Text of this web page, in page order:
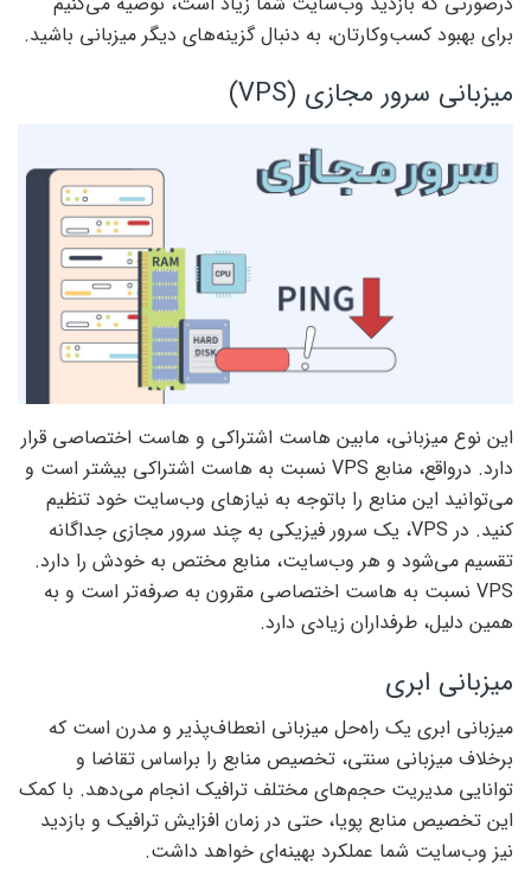
برای بهبود کسب‌وکارتان، به دنبال گزینه‌های دیگر میزبانی باشید.
میزبانی سرور مجازی (VPS)
این نوع میزبانی، مابین هاست اشتراکی و هاست اختصاصی قرار
دارد. درواقع، منابع VPS نسبت به هاست اشتراکی بیشتر است و
می‌توانید این منابع را باتوجه به نیازهای وب‌سایت خود تنظیم
کنید. در VPS، یک سرور فیزیکی به چند سرور مجازی جداگانه
تقسیم می‌شود و هر وب‌سایت، منابع مختص به خودش را دارد.
VPS نسبت به هاست اختصاصی مقرون به صرفه‌تر است و به
همین دلیل، طرفداران زیادی دارد.
میزبانی ابری
میزبانی ابری یک راه‌حل میزبانی انعطاف‌پذیر و مدرن است که
برخلاف میزبانی سنتی، تخصیص منابع را براساس تقاضا و
توانایی مدیریت حجم‌های مختلف ترافیک انجام می‌دهد. با کمک
این تخصیص منابع پویا، حتی در زمان افزایش ترافیک و بازدید
نیز وب‌سایت شما عملکرد بهینه‌ای خواهد داشت.